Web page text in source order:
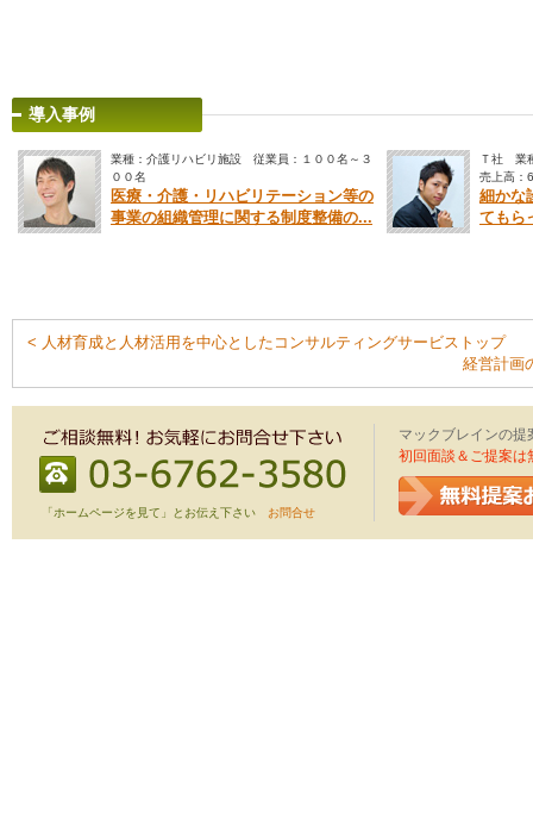
導入事例
業種：介護リハビリ施設 従業員：１００名～３
００名
医療・介護・リハビリテーション等の
事業の組織管理に関する制度整備の...
Ｔ社 業
売上高：
細かな
てもら
< 人材育成と人材活用を中心としたコンサルティングサービストップ
経営計画
マックブレインの
初回面談＆ご提案は
「ホームページを見て」とお伝え下さい お問合せ